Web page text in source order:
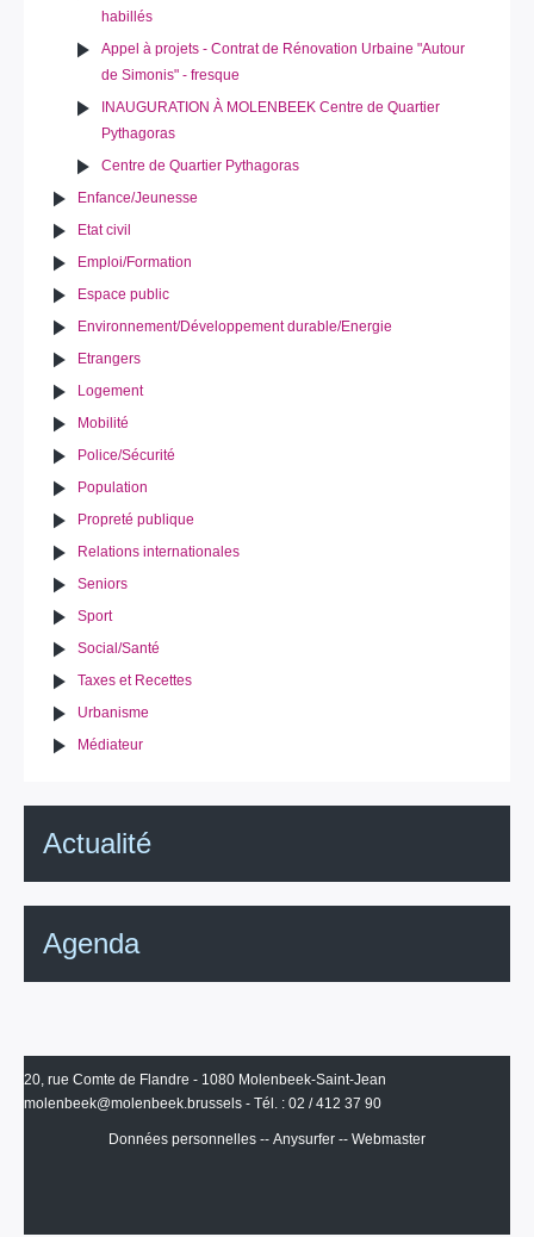
habillés
Appel à projets - Contrat de Rénovation Urbaine "Autour
de Simonis" - fresque
INAUGURATION À MOLENBEEK Centre de Quartier
Pythagoras
Centre de Quartier Pythagoras
Enfance/Jeunesse
Etat civil
Emploi/Formation
Espace public
Environnement/Développement durable/Energie
Etrangers
Logement
Mobilité
Police/Sécurité
Population
Propreté publique
Relations internationales
Seniors
Sport
Social/Santé
Taxes et Recettes
Urbanisme
Médiateur
Actualité
Agenda
20, rue Comte de Flandre - 1080 Molenbeek-Saint-Jean
molenbeek@molenbeek.brussels - Tél. : 02 / 412 37 90
Données personnelles -- Anysurfer -- Webmaster